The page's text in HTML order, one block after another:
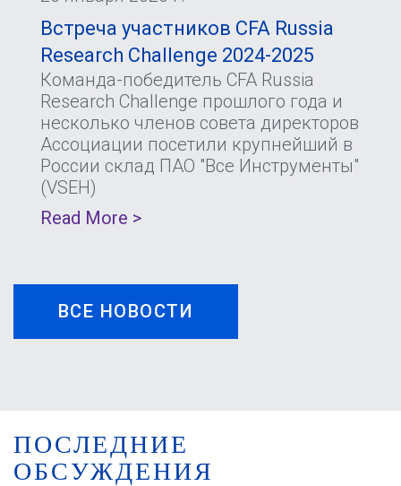
Встреча участников CFA Russia
Research Challenge 2024-2025
Команда-победитель CFA Russia
Research Challenge прошлого года и
несколько членов совета директоров
Ассоциации посетили крупнейший в
России склад ПАО "Все Инструменты"
(VSEH)
Read More >
ВСЕ НОВОСТИ
ПОСЛЕДНИЕ
ОБСУЖДЕНИЯ